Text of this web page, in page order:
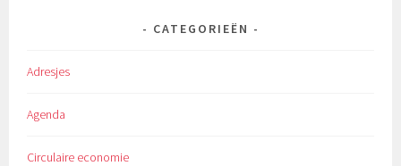
CATEGORIEËN
Adresjes
Agenda
Circulaire economie